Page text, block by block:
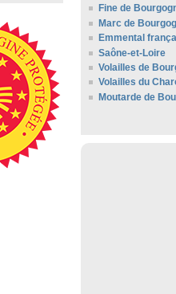
Fine de
Marc de
Emmental
Saône-et-Loire
Volailles de
Volailles du
Moutarde de